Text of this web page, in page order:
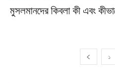
মুসলমানদের কিবলা কী এবং
১